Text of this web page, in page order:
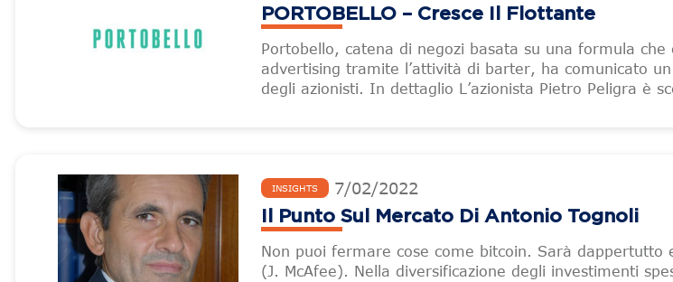
PORTOBELLO – Cresce Il Flottante
Portobello, catena di negozi basata su una formula che
advertising tramite l’attività di barter, ha comunicato
degli azionisti. In dettaglio L’azionista Pietro Peligra è
INSIGHTS 7/02/2022
Il Punto Sul Mercato Di Antonio Tognoli
Non puoi fermare cose come bitcoin. Sarà dappertutto
(J. McAfee). Nella diversificazione degli investimenti